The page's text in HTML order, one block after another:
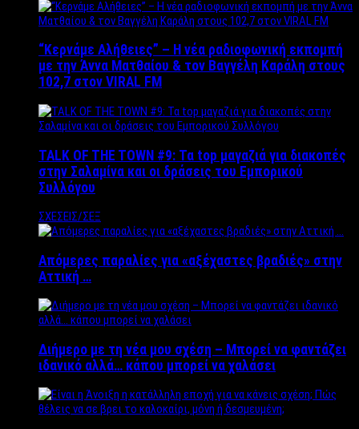
“Kερνάμε Αλήθειες” – Η νέα ραδιοφωνική εκπομπή
με την Άννα Ματθαίου & τον Βαγγέλη Καράλη στους
102,7 στον VIRAL FM
TALK OF THE TOWN #9: Τα top μαγαζιά για διακοπές
στην Σαλαμίνα και οι δράσεις του Εμπορικού
Συλλόγου
ΣΧΕΣΕΙΣ/ΣΕΞ
Απόμερες παραλίες για «αξέχαστες βραδιές» στην
Αττική …
Διήμερο με τη νέα μου σχέση – Μπορεί να φαντάζει
ιδανικό αλλά… κάπου μπορεί να χαλάσει